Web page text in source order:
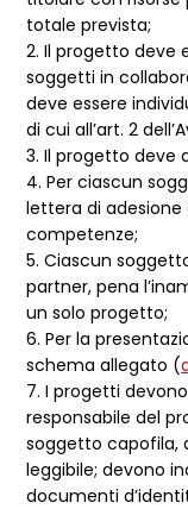
totale prevista;
2. Il progetto deve
soggetti in
deve essere
di cui all’art. 2
3. Il progetto deve
4. Per ciascun
lettera di adesione
competenze;
5. Ciascun
partner, pena
un solo progetto;
6. Per la
schema allegato (
7. I progetti
responsabile del
soggetto capofila,
leggibile; devono
documenti